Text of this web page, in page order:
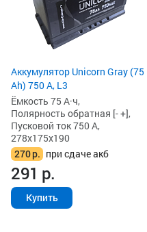
Аккумулятор Unicorn Gray (75
Ah) 750 А, L3
Ёмкость 75 А·ч,
Полярность обратная [- +],
Пусковой ток 750 А,
278x175x190
270р. при сдаче акб
291 р.
Купить